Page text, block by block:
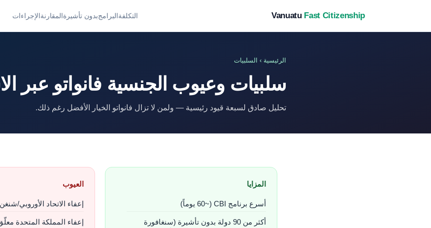
Vanuatu Fast Citizenship التكلفةالبرامجبدون تأشيرةالمقارنةالإجراءات
الرئيسية › السلبيات
سلبيات وعيوب الجنسية فانواتو عبر
تحليل صادق لسبعة قيود رئيسية — ولمن لا تزال فانواتو الخيار الأفضل رغم ذلك.
المزايا
أسرع برنامج CBI (~60 يوماً)
أكثر من 90 دولة بدون تأشيرة (سنغافورة
العيوب
إعفاء الاتحاد الأوروبي/شنغن
إعفاء المملكة المتحدة معلّق